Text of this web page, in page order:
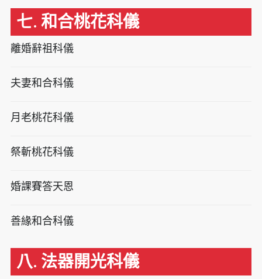
七. 和合桃花科儀
離婚辭祖科儀
夫妻和合科儀
月老桃花科儀
祭斬桃花科儀
婚課賽答天恩
善緣和合科儀
八. 法器開光科儀